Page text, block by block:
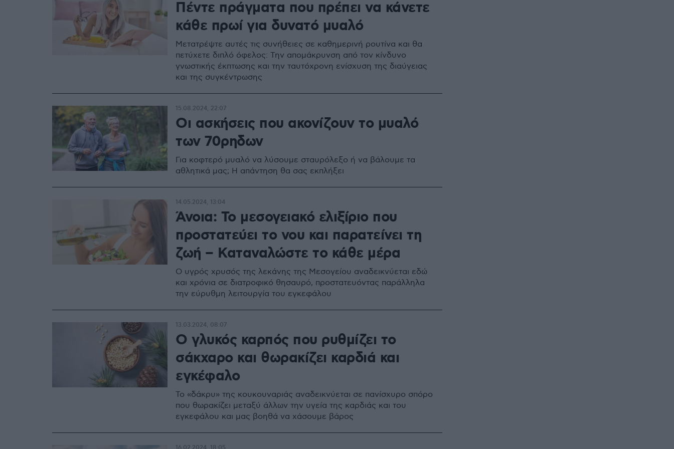
Πέντε πράγματα που πρέπει να κάνετε
κάθε πρωί για δυνατό μυαλό
Μετατρέψτε αυτές τις συνήθειες σε καθημερινή ρουτίνα και θα
πετύχετε διπλό όφελος: Την απομάκρυνση από τον κίνδυνο
γνωστικής έκπτωσης και την ταυτόχρονη ενίσχυση της διαύγειας
και της συγκέντρωσης
Οι ασκήσεις που ακονίζουν το μυαλό
των 70ρηδων
Για κοφτερό μυαλό να λύσουμε σταυρόλεξο ή να βάλουμε τα
αθλητικά μας; Η απάντηση θα σας εκπλήξει
15.08.2024, 22:07
Άνοια: Το μεσογειακό ελιξίριο που
προστατεύει το νου και παρατείνει τη
ζωή – Καταναλώστε το κάθε μέρα
Ο υγρός χρυσός της λεκάνης της Μεσογείου αναδεικνύεται εδώ
και χρόνια σε διατροφικό θησαυρό, προστατευόντας παράλληλα
την εύρυθμη λειτουργία του εγκεφάλου
14.05.2024, 13:04
Ο γλυκός καρπός που ρυθμίζει το
σάκχαρο και θωρακίζει καρδιά και
εγκέφαλο
Το «δάκρυ» της κουκουναριάς αναδεικνύεται σε πανίσχυρο σπόρο
που θωρακίζει μεταξύ άλλων την υγεία της καρδιάς και του
εγκεφάλου και μας βοηθά να χάσουμε βάρος
13.03.2024, 08:07